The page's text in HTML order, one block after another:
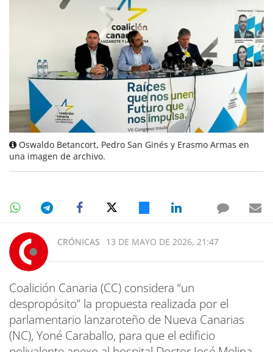
Oswaldo Betancort, Pedro San Ginés y Erasmo Armas en
una imagen de archivo.
CRÓNICAS 13 DE MAYO DE 2026, 21:47
Coalición Canaria (CC) considera “un
despropósito” la propuesta realizada por el
parlamentario lanzaroteño de Nueva Canarias
(NC), Yoné Caraballo, para que el edificio